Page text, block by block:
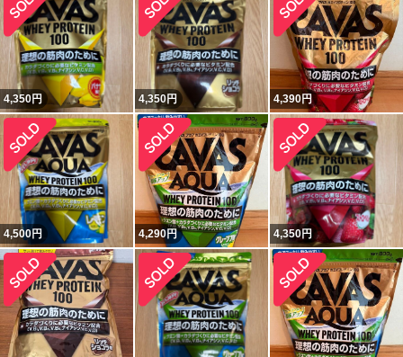
4,350円 4,350円 4,390円
4,500円 4,290円 4,350円